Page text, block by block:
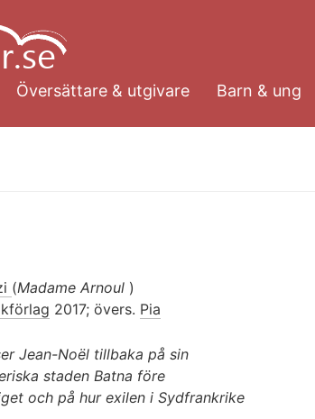
Översättare & utgivare Barn & ung
(Madame Arnoul )
2017; övers. Pia
Jean-Noël tillbaka på sin
staden Batna före
och på hur exilen i Sydfrankrike